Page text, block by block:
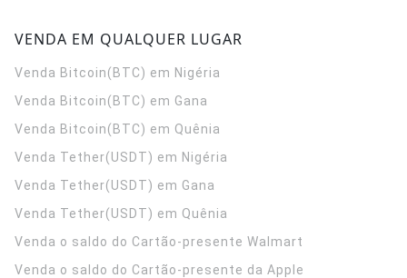
VENDA EM QUALQUER LUGAR
Venda Bitcoin(BTC) em Nigéria
Venda Bitcoin(BTC) em Gana
Venda Bitcoin(BTC) em Quênia
Venda Tether(USDT) em Nigéria
Venda Tether(USDT) em Gana
Venda Tether(USDT) em Quênia
Venda o saldo do Cartão-presente Walmart
Venda o saldo do Cartão-presente da Apple